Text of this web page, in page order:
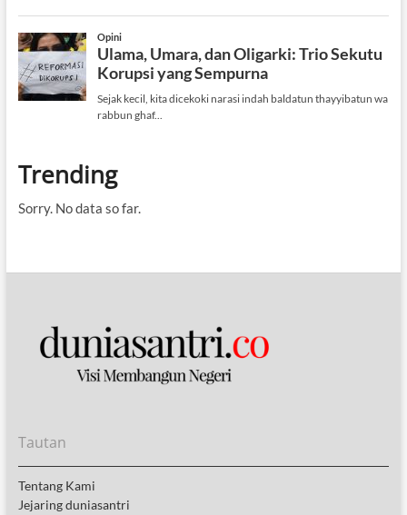
Trending
Sorry. No data so far.
Tautan
Tentang Kami
Jejaring duniasantri